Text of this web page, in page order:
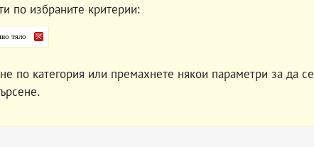
по избраните критерии:
тяло
по категория или премахнете някои параметри за да се